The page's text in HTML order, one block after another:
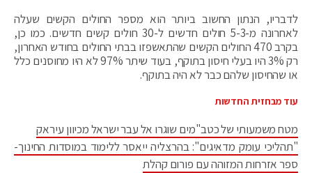
לדבריו, הנתון החשוב ביותר הוא מספר החולים הקשים שעלה
לאחרונה מ-5-3 חולים חדשים ל-30 חולים קשים חדשים. כמו כן,
בקרב 470 החולים הקשים שהתאשפזו בבתי החולים בחודש האחרון,
רק 3% היו בעלי חיסון בתוקף, בעוד שיתר 97% לא היו מחוסנים כלל
או שהחיסון שלהם כבר לא היה בתוקף.
עוד מבחזית החדשות
מטח משמעותי של כטב"מים שוגרו אל עבר ישראל מכיוון עיראק
"תהליכי עומק מדאיגים": בהרצליה ייאסר ללימוד במוסדות החינוך-
ספר אזרחות המזוהה עם פורום קהלת